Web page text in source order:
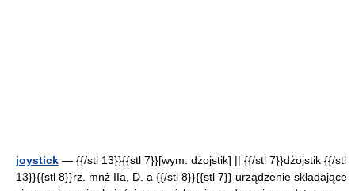
joystick — {{/stl 13}}{{stl 7}}[wym. dżojstik] || {{/stl 7}}dżojstik {{/stl
13}}{{stl 8}}rz. mnż IIa, D. a {{/stl 8}}{{stl 7}} urządzenie składające